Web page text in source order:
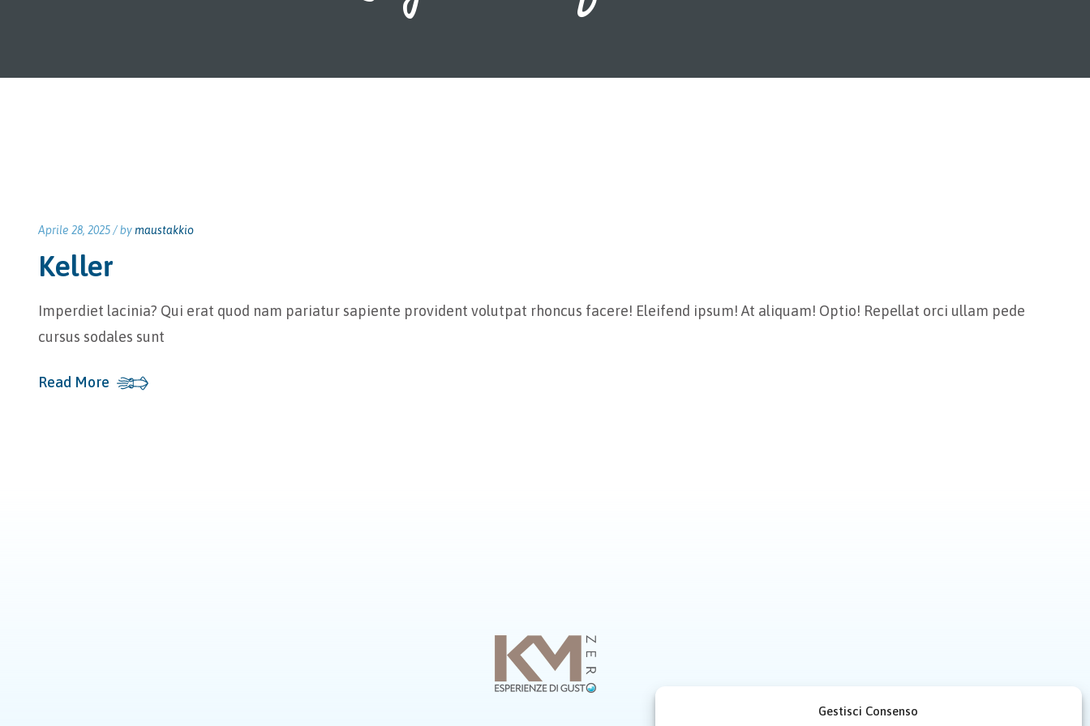
Gestisci Consenso
Aprile 28, 2025 /by maustakkio
Keller
Imperdiet lacinia? Qui erat quod nam pariatur sapiente provident volutpat rhoncus facere! Eleifend ipsum! At aliquam! Optio! Repellat orci ullam pede
cursus sodales sunt
Read More